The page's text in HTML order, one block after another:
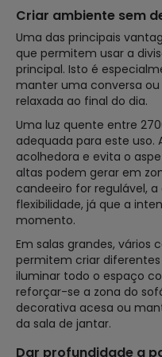
Criar ambiente sem
Uma das principais
que permitem usar a
principal. Isto é
manter uma conversa
relaxada ao final do dia.
Uma luz quente entre
adequada para este uso.
acolhedora e evita o
altas podem gerar em
candeeiro for regulável,
flexibilidade, já que a
momento.
Em salas grandes, vários
permitem criar diferentes
iluminar todo o espaço
reforçar-se a zona do
decorativa acesa ou
da sala de jantar.
Dar profundidade a